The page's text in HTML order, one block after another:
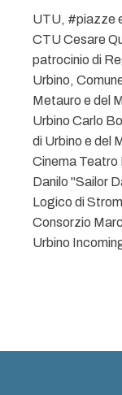
UTU, #piazze
CTU Cesare
patrocinio di
Urbino,
Metauro e del
Urbino Carlo
di Urbino e del
Cinema Teatro
Danilo "Sailor
Logico di
Consorzio
Urbino